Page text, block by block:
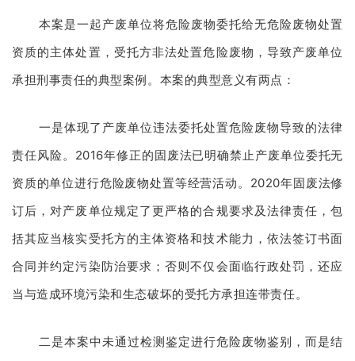
本案是一起产废单位将危险废物委托给无危险废物处置
资质的主体处置，受托方非法处置危险废物，导致产废单位
承担刑事责任的典型案例。本案的典型意义有两点：
一是体现了产废单位违法委托处置危险废物导致的法律
责任风险。2016年修正的固废法已明确禁止产废单位委托无
资质的单位进行危险废物处置等经营活动。2020年固废法修
订后，对产废单位规定了更严格的合规要求及法律责任，包
括其应当核实受托方的主体资格和技术能力，依法签订书面
合同并约定污染防治要求；否则不仅会面临行政处罚，还应
当与造成环境污染和生态破坏的受托方承担连带责任。
二是本案中未通过检测鉴定进行危险废物鉴别，而是结